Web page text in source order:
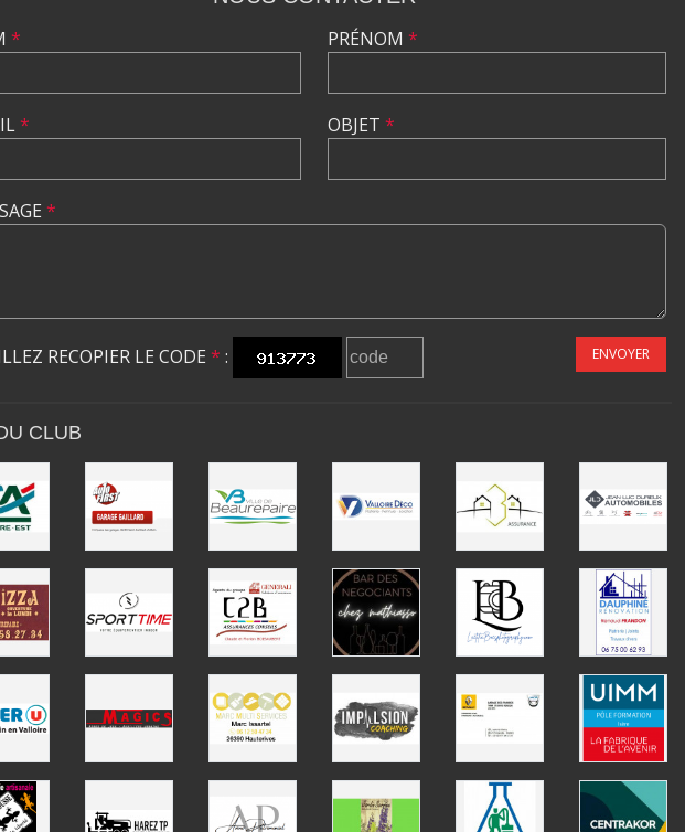
*
*
PRÉNOM *
OBJET *
*
RECOPIER LE CODE * : ENVOYER
CLUB